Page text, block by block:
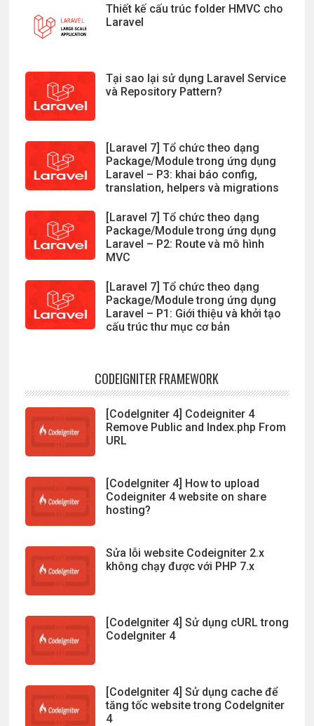
Thiết kế cấu trúc folder HMVC cho
Laravel
Tại sao lại sử dụng Laravel Service
và Repository Pattern?
[Laravel 7] Tổ chức theo dạng
Package/Module trong ứng dụng
Laravel – P3: khai báo config,
translation, helpers và migrations
[Laravel 7] Tổ chức theo dạng
Package/Module trong ứng dụng
Laravel – P2: Route và mô hình
MVC
[Laravel 7] Tổ chức theo dạng
Package/Module trong ứng dụng
Laravel – P1: Giới thiệu và khởi tạo
cấu trúc thư mục cơ bản
CODEIGNITER FRAMEWORK
[CodeIgniter 4] Codeigniter 4
Remove Public and Index.php From
URL
[CodeIgniter 4] How to upload
Codeigniter 4 website on share
hosting?
Sửa lỗi website Codeigniter 2.x
không chạy được với PHP 7.x
[CodeIgniter 4] Sử dụng cURL trong
CodeIgniter 4
[CodeIgniter 4] Sử dụng cache để
tăng tốc website trong CodeIgniter
4